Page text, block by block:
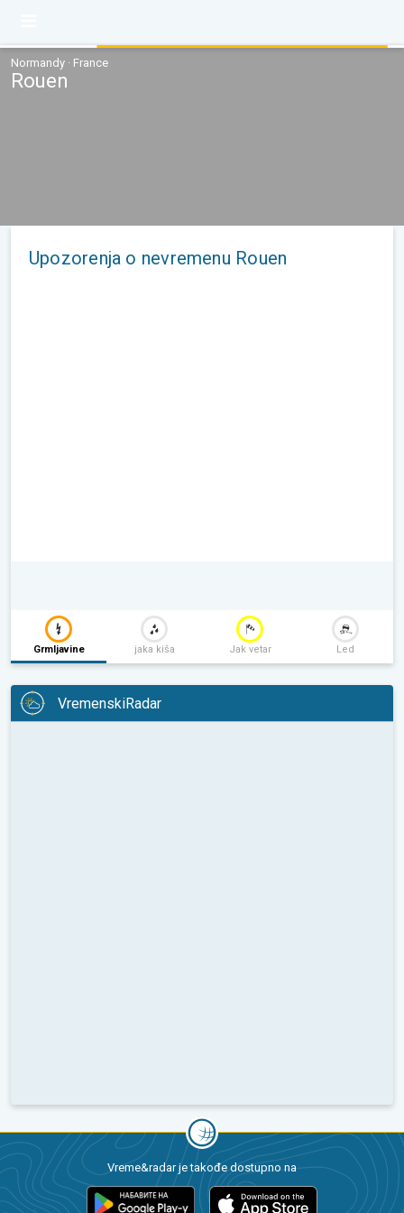
Normandy · France
Rouen
Upozorenja o nevremenu Rouen
Grmljavine jaka kiša Jak vetar Led
VremenskiRadar
Vreme&radar je takođe dostupno na